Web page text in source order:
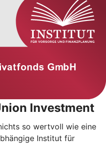
Investment
so wertvoll wie eine
Institut für